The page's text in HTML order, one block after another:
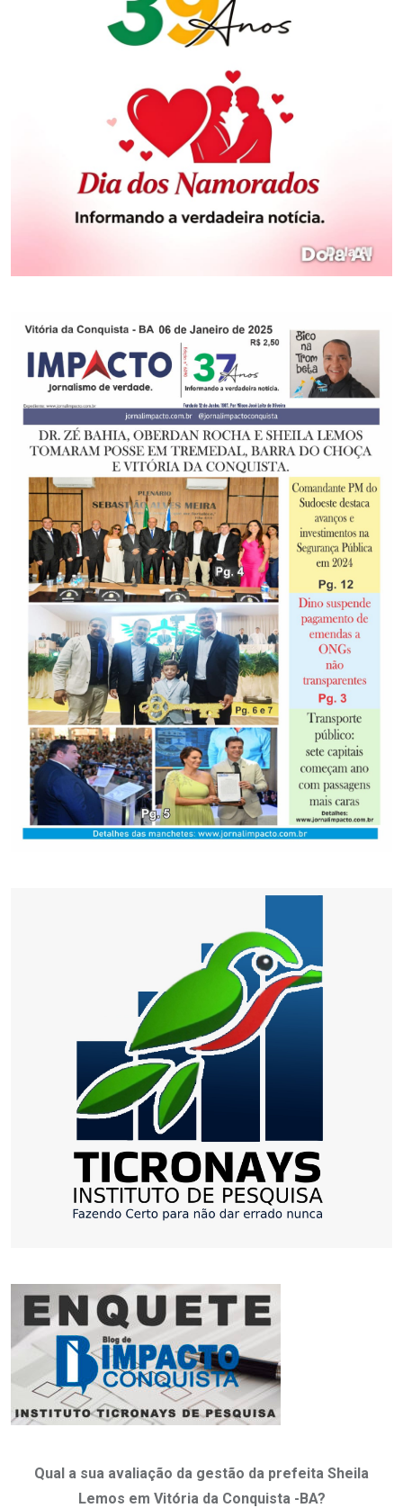
Qual a sua avaliação da gestão da prefeita Sheila
Lemos em Vitória da Conquista -BA?